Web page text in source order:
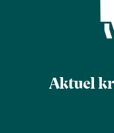
Aktuel